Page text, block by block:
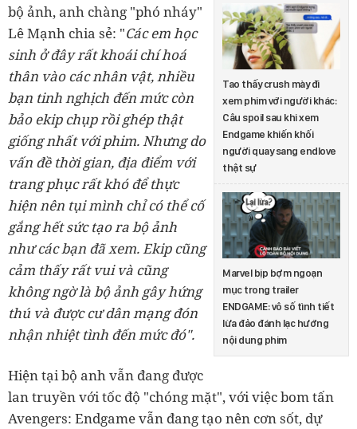
Tao thấy crush mày đi
xem phim với người khác:
Câu spoil sau khi xem
Endgame khiến khối
người quay sang endlove
thật sự
Marvel bịp bợm ngoạn
mục trong trailer
ENDGAME: vô số tình tiết
lừa đảo đánh lạc hướng
nội dung phim
bộ ảnh, anh chàng "phó nháy"
Lê Mạnh chia sẻ: "Các em học
sinh ở đây rất khoái chí hoá
thân vào các nhân vật, nhiều
bạn tinh nghịch đến mức còn
bảo ekip chụp rồi ghép thật
giống nhất với phim. Nhưng do
vấn đề thời gian, địa điểm với
trang phục rất khó để thực
hiện nên tụi mình chỉ có thể cố
gắng hết sức tạo ra bộ ảnh
như các bạn đã xem. Ekip cũng
cảm thấy rất vui và cũng
không ngờ là bộ ảnh gây hứng
thú và được cư dân mạng đón
nhận nhiệt tình đến mức đó".
Hiện tại bộ anh vẫn đang được
lan truyền với tốc độ "chóng mặt", với việc bom tấn
Avengers: Endgame vẫn đang tạo nên cơn sốt, dự